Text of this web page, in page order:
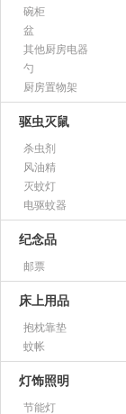
碗柜
盆
其他厨房电器
勺
厨房置物架
驱虫灭鼠
杀虫剂
风油精
灭蚊灯
电驱蚊器
纪念品
邮票
床上用品
抱枕靠垫
蚊帐
灯饰照明
节能灯